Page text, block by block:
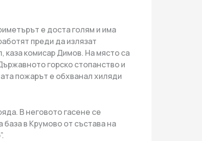
е доста голям и има
преди да излязат
каза комисар Димов. На място са
горско стопанство и
пожарът е обхванал хиляди
В неговото гасене се
в Крумово от състава на